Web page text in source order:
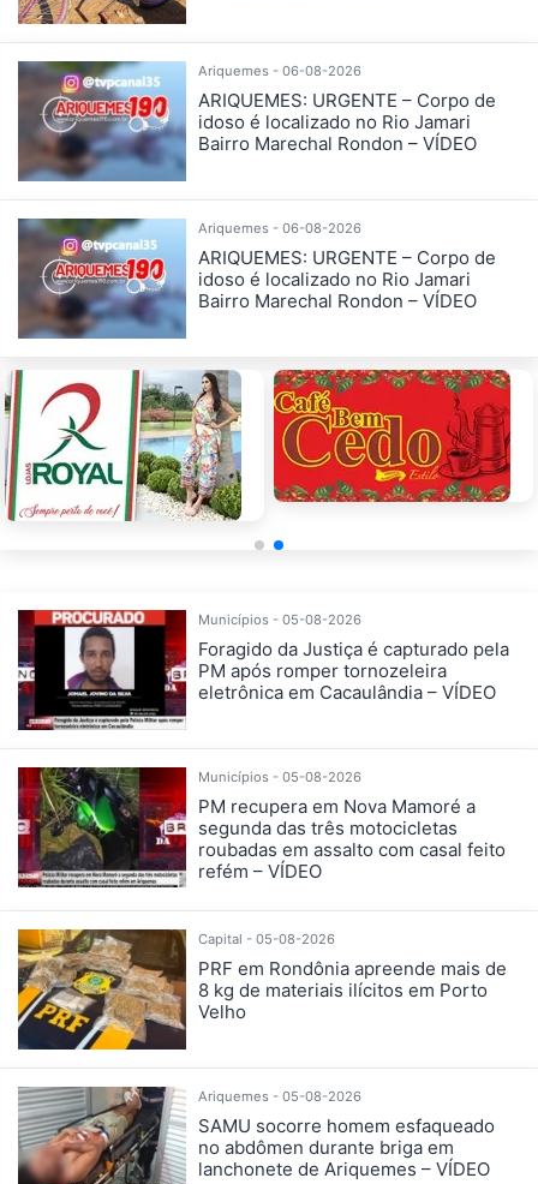
Ariquemes - 06-08-2026
ARIQUEMES: URGENTE – Corpo de
idoso é localizado no Rio Jamari
Bairro Marechal Rondon – VÍDEO
Ariquemes - 06-08-2026
ARIQUEMES: URGENTE – Corpo de
idoso é localizado no Rio Jamari
Bairro Marechal Rondon – VÍDEO
Municípios - 05-08-2026
Foragido da Justiça é capturado pela
PM após romper tornozeleira
eletrônica em Cacaulândia – VÍDEO
Municípios - 05-08-2026
PM recupera em Nova Mamoré a
segunda das três motocicletas
roubadas em assalto com casal feito
refém – VÍDEO
Capital - 05-08-2026
PRF em Rondônia apreende mais de
8 kg de materiais ilícitos em Porto
Velho
Ariquemes - 05-08-2026
SAMU socorre homem esfaqueado
no abdômen durante briga em
lanchonete de Ariquemes – VÍDEO